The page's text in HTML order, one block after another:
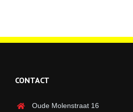
CONTACT
Oude Molenstraat 16